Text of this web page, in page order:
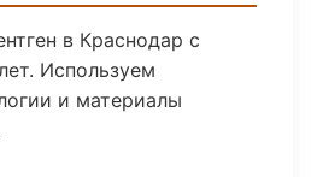
в Краснодар с
Используем
и материалы